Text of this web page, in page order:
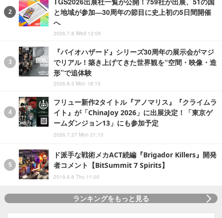
と地域が参加―30周年の節目に史上初の5日間開催
へ
2026.7.8 Wed 12:05
『バイオハザード』シリーズ30周年の展示会がマジ
でリアル！築き上げてきた世界観を“空間・映像・造
形”で追体験
2026.8.3 Mon 18:15
フリュー新作2タイトル『アノマリス』『クライムラ
イト』が「ChinaJoy 2026」に出展決定！「東京ゲ
ームダンジョン13」にも参加予定
2026.7.27 Mon 21:15
ド派手な戦術メカACT続編『Brigador Killers』開発
者コメント【BitSummit 7 Spirits】
2019.6.6 Thu 11:00
ランキングをもっと見る